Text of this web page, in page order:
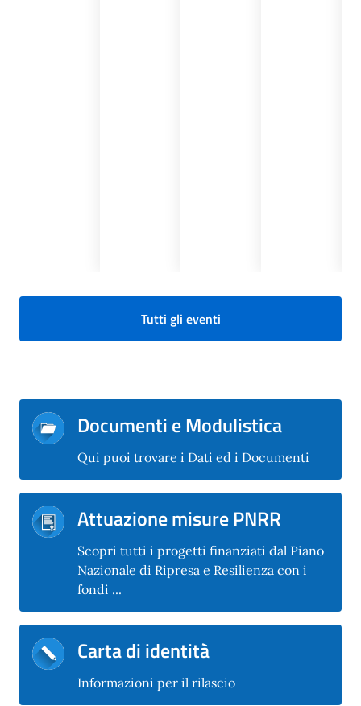
Tutti gli eventi
Documenti e Modulistica
Qui puoi trovare i Dati ed i Documenti
Attuazione misure PNRR
Scopri tutti i progetti finanziati dal Piano
Nazionale di Ripresa e Resilienza con i
fondi ...
Carta di identità
Informazioni per il rilascio